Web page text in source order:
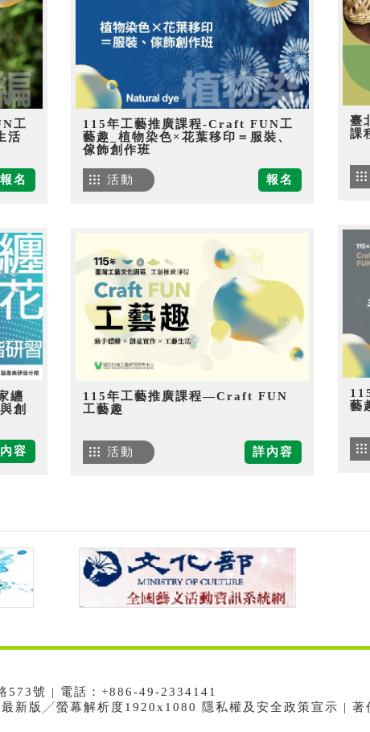
工
活
報名
115年工藝推廣課程-Craft FUN工
藝趣_植物染色×花葉移印＝服裝、
傢飾創作班
報名
活動
臺
課
藝
纏
創
容
115年工藝推廣課程—Craft FUN
工藝趣
詳內容
活動
573號 | 電話：+886-49-2334141
新版╱螢幕解析度1920x1080 隱私權及安全政策宣示 | 著